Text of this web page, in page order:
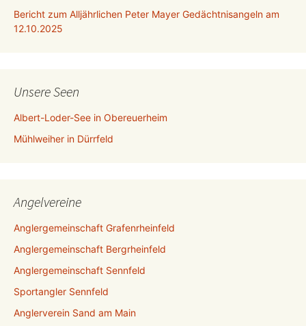
Bericht zum Alljährlichen Peter Mayer Gedächtnisangeln am
12.10.2025
Unsere Seen
Albert-Loder-See in Obereuerheim
Mühlweiher in Dürrfeld
Angelvereine
Anglergemeinschaft Grafenrheinfeld
Anglergemeinschaft Bergrheinfeld
Anglergemeinschaft Sennfeld
Sportangler Sennfeld
Anglerverein Sand am Main